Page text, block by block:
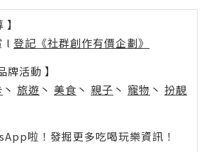
l 登記《社群創作有價企劃》
牌活動 】
丶 旅遊 丶 美食 丶 親子 丶 寵物 丶 扮靚
啦！發掘更多吃喝玩樂資訊！